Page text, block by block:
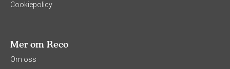
Cookiepolicy
Mer om Reco
Om oss